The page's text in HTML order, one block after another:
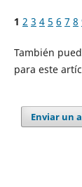
1 2 3 4 5 6 7 8
También
para este
Enviar un